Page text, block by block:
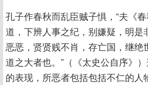
孔子作春秋而乱臣贼子惧，“夫《
道，下辨人事之纪，别嫌疑，明是
恶恶，贤贤贱不肖，存亡国，继绝
道之大者也。”（《太史公自序》
的表现，所恶者包括包括不仁的人